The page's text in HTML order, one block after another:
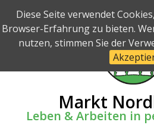
Diese Seite verwendet
Browser-Erfahrung zu bieten.
nutzen, stimmen Sie der
Markt
Leben & Arbeiten in